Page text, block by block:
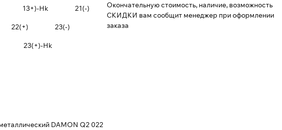
13+)-Hk 21(-)
22(+) 23(-)
23(+)-Hk
DAMON Q2 022
Окончательную стоимость, наличие, возможность
СКИДКИ вам сообщит менеджер при оформлении
заказа